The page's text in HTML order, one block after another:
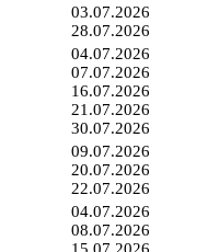
03.07.2026
28.07.2026
04.07.2026
07.07.2026
16.07.2026
21.07.2026
30.07.2026
09.07.2026
20.07.2026
22.07.2026
04.07.2026
08.07.2026